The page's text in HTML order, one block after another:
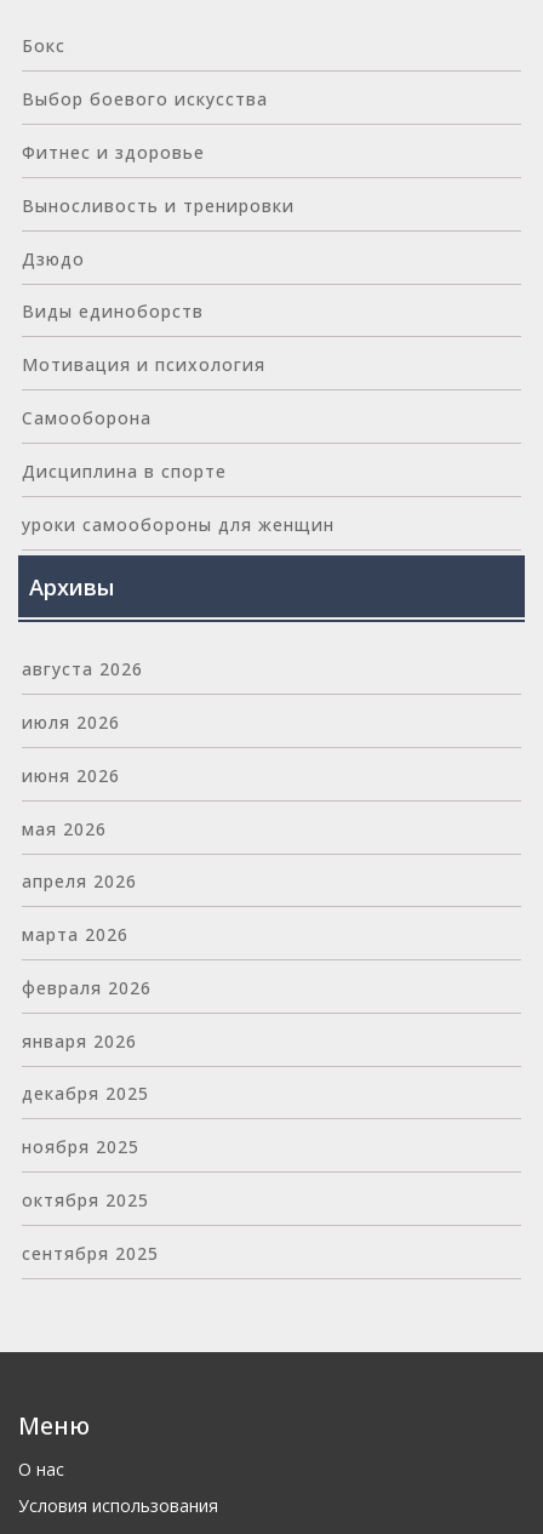
Бокс
Выбор боевого искусства
Фитнес и здоровье
Выносливость и тренировки
Дзюдо
Виды единоборств
Мотивация и психология
Самооборона
Дисциплина в спорте
уроки самообороны для женщин
Архивы
августа 2026
июля 2026
июня 2026
мая 2026
апреля 2026
марта 2026
февраля 2026
января 2026
декабря 2025
ноября 2025
октября 2025
сентября 2025
Меню
О нас
Условия использования